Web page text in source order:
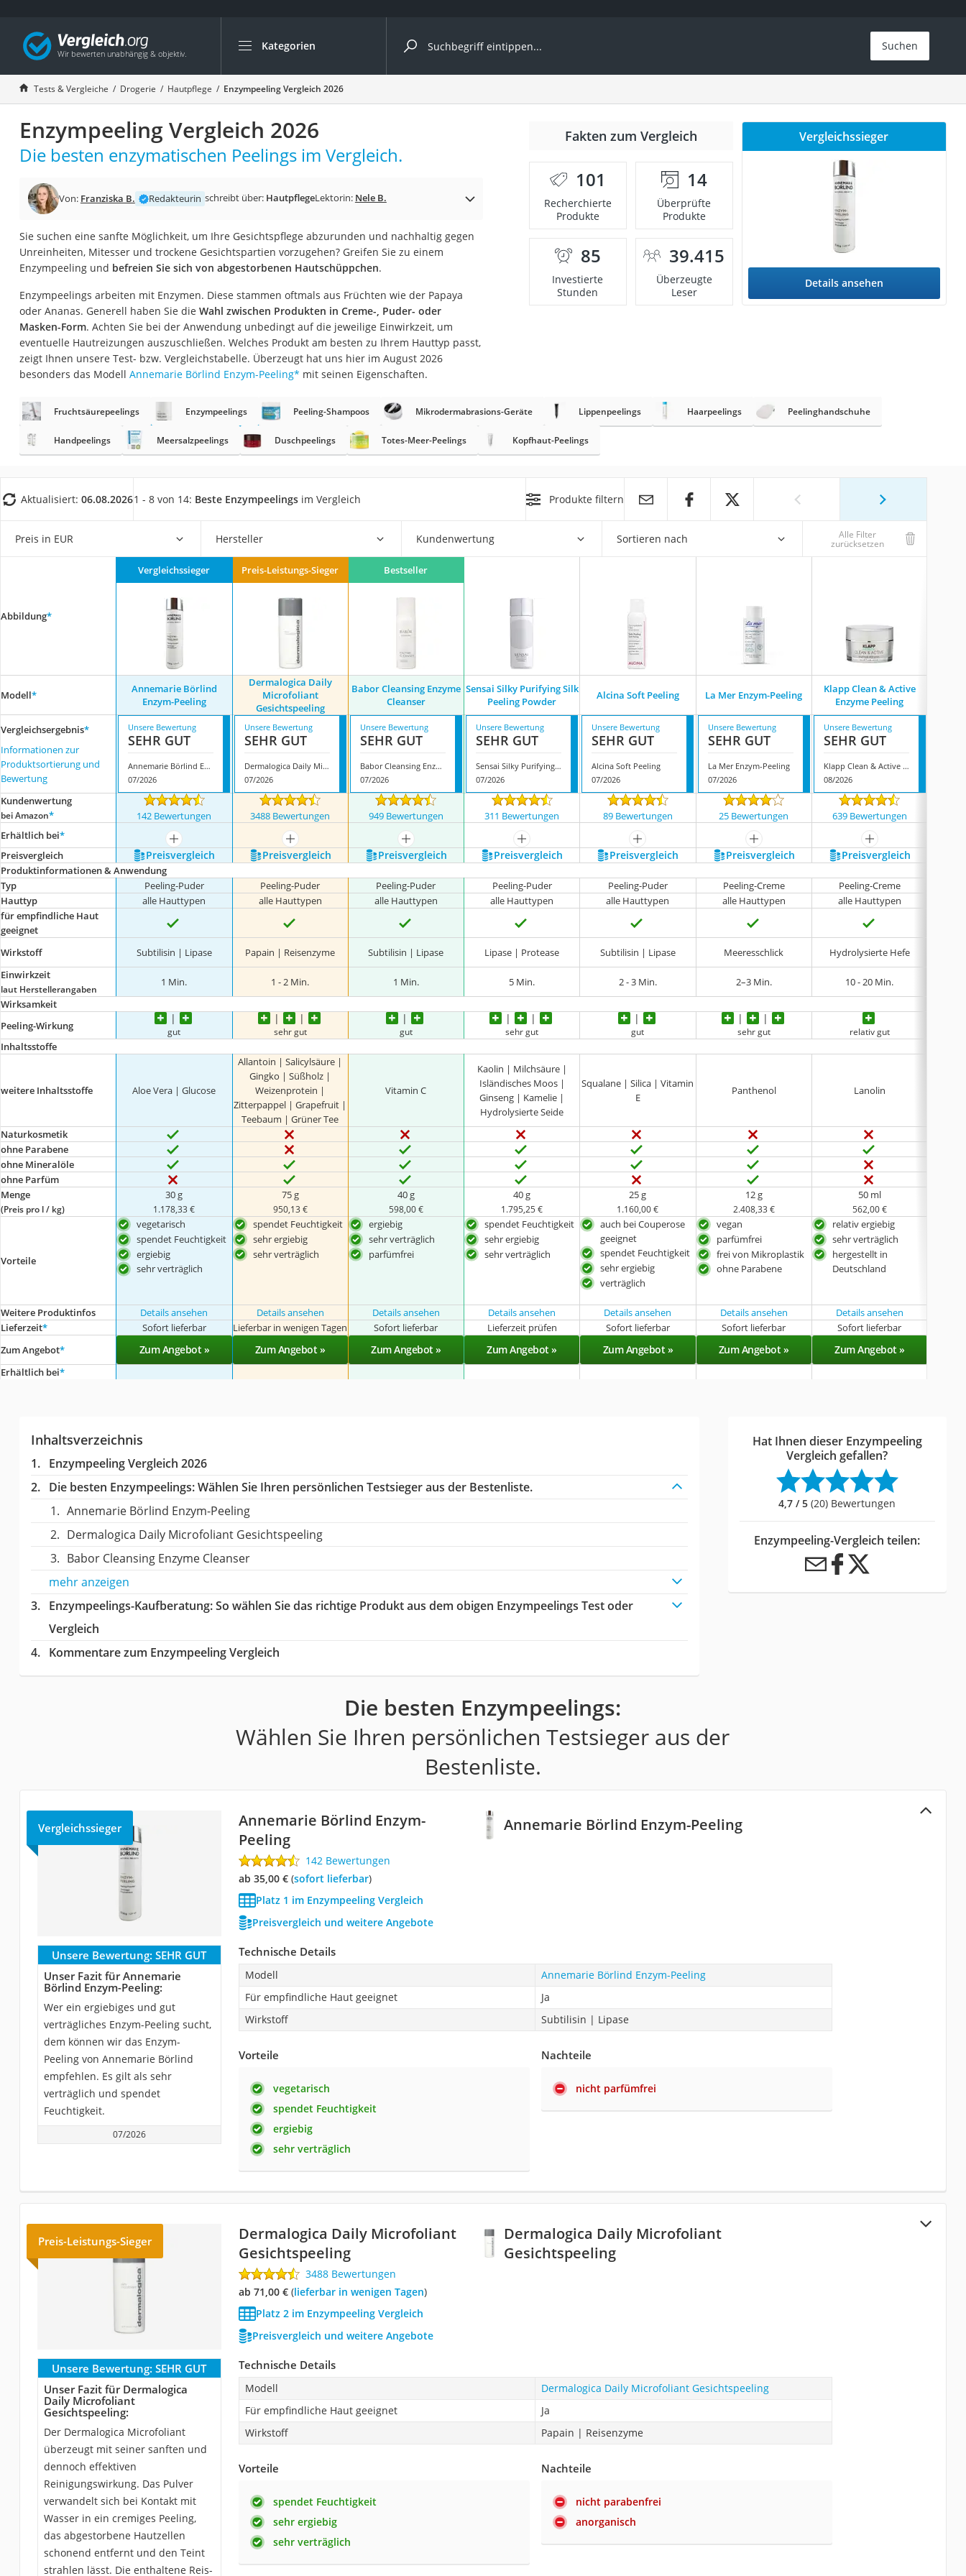
Kategorien
Die beliebtesten Vergleiche nach Kategorie
Drogerie
Inhalator
Haarschneider
Rollator
Braun Rasierer
Katzenklappe (Chip)
Masturbator
Massagepistole
Reisehaartrockner
Eiweißpulver
Magnesiumpräparat
Katzenklappe
Nackenmassagegerät
Zeckenschutz Katze
leichter Haartrockner
Schildkrötenhaus
Massagegerät
Service
Suchen
Tests & Vergleiche Drogerie Hautpflege Enzympeeling Vergleich 2026
Enzympeeling Vergleich 2026
Die besten enzymatischen Peelings im Vergleich.
Von: Franziska B. Redakteurin schreibt über: HautpflegeLektorin: Nele B.
Sie suchen eine sanfte Möglichkeit, um Ihre Gesichtspflege abzurunden und nachhaltig gegen
Unreinheiten, Mitesser und trockene Gesichtspartien vorzugehen? Greifen Sie zu einem
Enzympeeling und befreien Sie sich von abgestorbenen Hautschüppchen.
Enzympeelings arbeiten mit Enzymen. Diese stammen oftmals aus Früchten wie der Papaya
oder Ananas. Generell haben Sie die Wahl zwischen Produkten in Creme-, Puder- oder
Masken-Form. Achten Sie bei der Anwendung unbedingt auf die jeweilige Einwirkzeit, um
eventuelle Hautreizungen auszuschließen. Welches Produkt am besten zu Ihrem Hauttyp passt,
zeigt Ihnen unsere Test- bzw. Vergleichstabelle. Überzeugt hat uns hier im August 2026
besonders das Modell Annemarie Börlind Enzym-Peeling* mit seinen Eigenschaften.
Fakten zum Vergleich
101
Recherchierte
Produkte
14
Überprüfte
Produkte
85
Investierte
Stunden
39.415
Überzeugte
Leser
Vergleichssieger
Details ansehen
Fruchtsäurepeelings Enzympeelings Peeling-Shampoos Mikrodermabrasions-Geräte Lippenpeelings Haarpeelings Peelinghandschuhe
Handpeelings Meersalzpeelings Duschpeelings Totes-Meer-Peelings Kopfhaut-Peelings
Aktualisiert: 06.08.20261 - 8 von 14: Beste Enzympeelings im Vergleich Produkte filtern
Preis in EUR Hersteller Kundenwertung Sortieren nach Alle Filter
zurücksetzen
Abbildung*
Vergleichssieger Preis-Leistungs-Sieger Bestseller
Modell*
Annemarie Börlind
Enzym-Peeling
Dermalogica Daily
Microfoliant
Gesichtspeeling
Babor Cleansing Enzyme
Cleanser
Sensai Silky Purifying Silk
Peeling Powder
Alcina Soft Peeling La Mer Enzym-Peeling
Klapp Clean & Active
Enzyme Peeling
Vergleichsergebnis*
Informationen zur
Produktsortierung und
Bewertung
Unsere Bewertung
SEHR GUT
Annemarie Börlind Enzym-Peeling
07/2026
Unsere Bewertung
SEHR GUT
Dermalogica Daily Microfoliant Gesichtspeeling
07/2026
Unsere Bewertung
SEHR GUT
Babor Cleansing Enzyme Cleanser
07/2026
Unsere Bewertung
SEHR GUT
Sensai Silky Purifying Silk Peeling Powder
07/2026
Unsere Bewertung
SEHR GUT
Alcina Soft Peeling
07/2026
Unsere Bewertung
SEHR GUT
La Mer Enzym-Peeling
07/2026
Unsere Bewertung
SEHR GUT
Klapp Clean & Active Enzyme Peeling
08/2026
Kundenwertung
bei Amazon* 142 Bewertungen 3488 Bewertungen 949 Bewertungen 311 Bewertungen 89 Bewertungen 25 Bewertungen 639 Bewertungen
Erhältlich bei*
mehr anzeigen mehr anzeigen mehr anzeigen mehr anzeigen mehr anzeigen mehr anzeigen
mehr anzeigen
Preis­vergleich
Preis­vergleich Preis­vergleich Preis­vergleich Preis­vergleich Preis­vergleich Preis­vergleich Preis­vergleich
Produktinformationen & Anwendung
Typ
Peeling-Puder Peeling-Puder Peeling-Puder Peeling-Puder Peeling-Puder Peeling-Creme Peeling-Creme
Hauttyp
alle Hauttypen alle Hauttypen alle Hauttypen alle Hauttypen alle Hauttypen alle Hauttypen alle Hauttypen
für empfindliche Haut
geeignet
Wirkstoff
Subtilisin | Lipase Papain | Reisenzyme Subtilisin | Lipase Lipase | Protease Subtilisin | Lipase Meeresschlick Hydrolysierte Hefe
Einwirkzeit
laut Herstellerangaben
1 Min. 1 - 2 Min. 1 Min. 5 Min. 2 - 3 Min. 2–3 Min.
10 - 20 Min.
Wirksamkeit
Peeling-Wirkung
gut sehr gut gut sehr gut gut sehr gut relativ gut
Inhaltsstoffe
weitere Inhaltsstoffe Aloe Vera | Glucose
Allantoin | Salicylsäure |
Gingko | Süßholz |
Weizenprotein |
Zitterpappel | Grapefruit |
Teebaum | Grüner Tee
Vitamin C
Kaolin | Milchsäure |
Isländisches Moos |
Ginseng | Kamelie |
Hydrolysierte Seide
Squalane | Silica | Vitamin
E
Panthenol Lanolin
Naturkosmetik
ohne Parabene
ohne Mineralöle
ohne Parfüm
Menge
(Preis pro l / kg)
30 g
1.178,33 €
75 g
950,13 €
40 g
598,00 €
40 g
1.795,25 €
25 g
1.160,00 €
12 g
2.408,33 €
50 ml
562,00 €
Vorteile
vegetarisch
spendet Feuchtigkeit
ergiebig
sehr verträglich
spendet Feuchtigkeit
sehr ergiebig
sehr verträglich
ergiebig
sehr verträglich
parfümfrei
spendet Feuchtigkeit
sehr ergiebig
sehr verträglich
auch bei Couperose
geeignet
spendet Feuchtigkeit
sehr ergiebig
verträglich
vegan
parfümfrei
frei von Mikroplastik
ohne Parabene
relativ ergiebig
sehr verträglich
hergestellt in
Deutschland
Weitere Produktinfos
Details ansehen Details ansehen Details ansehen Details ansehen Details ansehen Details ansehen
Details ansehen
Lieferzeit* Sofort lieferbar Lieferbar in wenigen Tagen Sofort lieferbar Lieferzeit prüfen Sofort lieferbar Sofort lieferbar Sofort lieferbar
Zum Angebot* Zum Angebot » Zum Angebot » Zum Angebot » Zum Angebot » Zum Angebot » Zum Angebot » Zum Angebot »
Erhältlich bei*
Inhaltsverzeichnis
Enzympeeling Vergleich 2026
Die besten Enzympeelings:Wählen Sie Ihren persönlichen Testsieger aus der Bestenliste.
Annemarie Börlind Enzym-Peeling
Dermalogica Daily Microfoliant Gesichtspeeling
Babor Cleansing Enzyme Cleanser
mehr anzeigen
Enzympeelings-Kaufberatung: So wählen Sie das richtige Produkt aus dem obigen Enzympeelings Test oder
Vergleich
Kommentare zum Enzympeeling Vergleich
Hat Ihnen dieser Enzympeeling
Vergleich gefallen?
4,7 / 5 (20) Bewertungen
Enzympeeling-Vergleich teilen:
Die besten Enzympeelings:
Wählen Sie Ihren persönlichen Testsieger aus der
Bestenliste.
Annemarie Börlind Enzym-Peeling
Vergleichssieger
Annemarie Börlind Enzym-
Peeling
142 Bewertungen
ab 35,00 €( Sofort lieferbar)
Platz 1 im Enzympeeling Vergleich
Preisvergleich und weitere Angebote
Unsere Bewertung: SEHR GUT
Unser Fazit für Annemarie
Börlind Enzym-Peeling:
Wer ein ergiebiges und gut
verträgliches Enzym-Peeling sucht,
dem können wir das Enzym-
Peeling von Annemarie Börlind
empfehlen. Es gilt als sehr
verträglich und spendet
Feuchtigkeit.
07/2026
Technische Details
Modell
Annemarie Börlind Enzym-Peeling
Für empfindliche Haut geeignet
Ja
Wirkstoff
Subtilisin | Lipase
Vorteile
vegetarisch
spendet Feuchtigkeit
ergiebig
sehr verträglich
Nachteile
nicht parfümfrei
Dermalogica Daily Microfoliant
Gesichtspeeling
Preis-Leistungs-Sieger
Dermalogica Daily Microfoliant
Gesichtspeeling
3488 Bewertungen
ab 71,00 €( Lieferbar in wenigen Tagen)
Platz 2 im Enzympeeling Vergleich
Preisvergleich und weitere Angebote
Unsere Bewertung: SEHR GUT
Unser Fazit für Dermalogica
Daily Microfoliant
Gesichtspeeling:
Der Dermalogica Microfoliant
überzeugt mit seiner sanften und
dennoch effektiven
Reinigungswirkung. Das Pulver
verwandelt sich bei Kontakt mit
Wasser in ein cremiges Peeling,
das abgestorbene Hautzellen
schonend entfernt und den Teint
strahlen lässt. Die enthaltene Reis-
Technische Details
Modell
Dermalogica Daily Microfoliant Gesichtspeeling
Für empfindliche Haut geeignet
Ja
Wirkstoff
Papain | Reisenzyme
Vorteile
spendet Feuchtigkeit
sehr ergiebig
sehr verträglich
Nachteile
nicht parabenfrei
anorganisch